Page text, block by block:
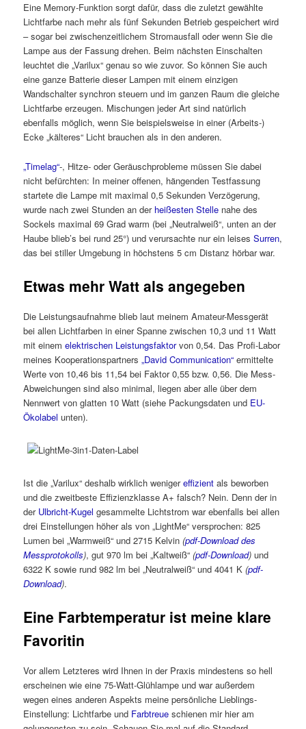
Eine Memory-Funktion sorgt dafür, dass die zuletzt gewählte
Lichtfarbe nach mehr als fünf Sekunden Betrieb gespeichert wird
– sogar bei zwischenzeitlichem Stromausfall oder wenn Sie die
Lampe aus der Fassung drehen. Beim nächsten Einschalten
leuchtet die „Varilux“ genau so wie zuvor. So können Sie auch
eine ganze Batterie dieser Lampen mit einem einzigen
Wandschalter synchron steuern und im ganzen Raum die gleiche
Lichtfarbe erzeugen. Mischungen jeder Art sind natürlich
ebenfalls möglich, wenn Sie beispielsweise in einer (Arbeits-)
Ecke „kälteres“ Licht brauchen als in den anderen.
„Timelag“-, Hitze- oder Geräuschprobleme müssen Sie dabei
nicht befürchten: In meiner offenen, hängenden Testfassung
startete die Lampe mit maximal 0,5 Sekunden Verzögerung,
wurde nach zwei Stunden an der heißesten Stelle nahe des
Sockels maximal 69 Grad warm (bei „Neutralweiß“, unten an der
Haube blieb’s bei rund 25°) und verursachte nur ein leisesSurren,
das bei stiller Umgebung in höchstens 5 cm Distanz hörbar war.
Etwas mehr Watt als angegeben
Die Leistungsaufnahme blieb laut meinem Amateur-Messgerät
bei allen Lichtfarben in einer Spanne zwischen 10,3 und 11 Watt
mit einemelektrischen Leistungsfaktorvon 0,54. Das Profi-Labor
meines Kooperationspartners„David Communication“ ermittelte
Werte von 10,46 bis 11,54 bei Faktor 0,55 bzw. 0,56. Die Mess-
Abweichungen sind also minimal, liegen aber alle über dem
Nennwert von glatten 10 Watt (siehe Packungsdaten und EU-
Ökolabel unten).
Ist die „Varilux“ deshalb wirklich wenigereffizient als beworben
und die zweitbeste Effizienzklasse A+ falsch? Nein. Denn der in
der Ulbricht-Kugel gesammelte Lichtstrom war ebenfalls bei allen
drei Einstellungen höher als von „LightMe“ versprochen: 825
Lumen bei „Warmweiß“ und 2715 Kelvin(pdf-Download des
Messprotokolls), gut 970 lm bei „Kaltweiß“(pdf-Download) und
6322 K sowie rund 982 lm bei „Neutralweiß“ und 4041 K(pdf-
Download).
Eine Farbtemperatur ist meine klare
Favoritin
Vor allem Letzteres wird Ihnen in der Praxis mindestens so hell
erscheinen wie eine 75-Watt-Glühlampe und war außerdem
wegen eines anderen Aspekts meine persönliche Lieblings-
Einstellung: Lichtfarbe und Farbtreue schienen mir hier am